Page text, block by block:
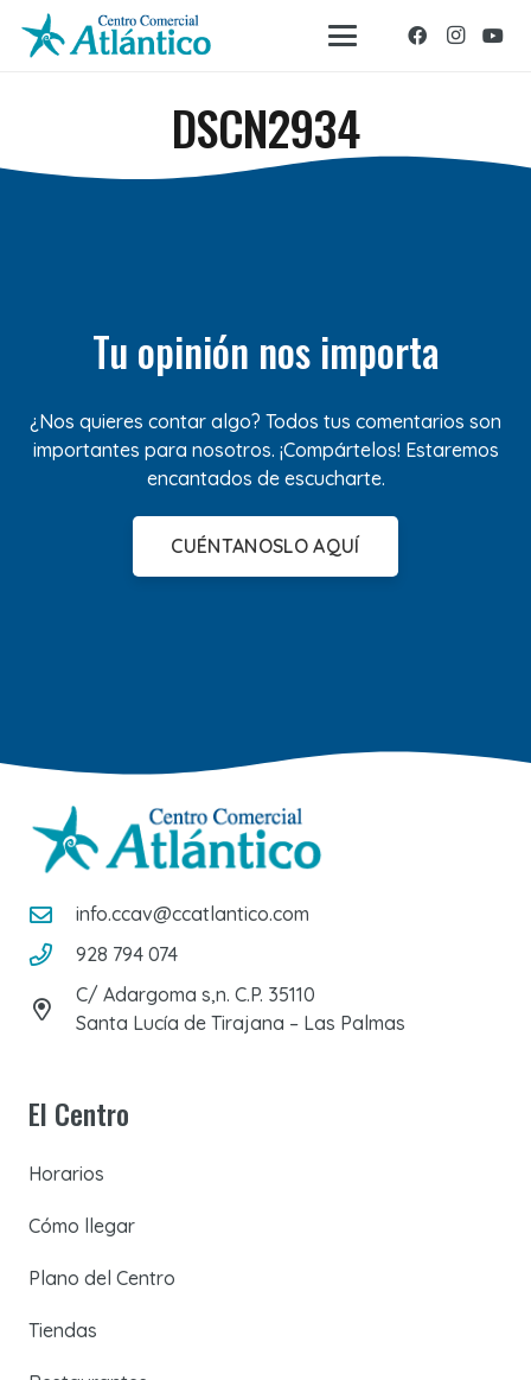
DSCN2934
Tu opinión nos importa
¿Nos quieres contar algo? Todos tus comentarios son
importantes para nosotros. ¡Compártelos! Estaremos
encantados de escucharte.
CUÉNTANOSLO AQUÍ
info.ccav@ccatlantico.com
928 794 074
C/ Adargoma s,n. C.P. 35110
Santa Lucía de Tirajana – Las Palmas
El Centro
Horarios
Cómo llegar
Plano del Centro
Tiendas